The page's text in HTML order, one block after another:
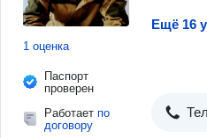
1 оценка
Паспорт
проверен
Работает по
договору
Ещё 16